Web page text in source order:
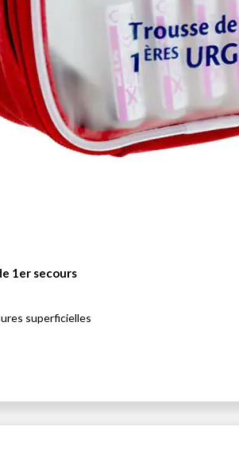
1er secours
superficielles